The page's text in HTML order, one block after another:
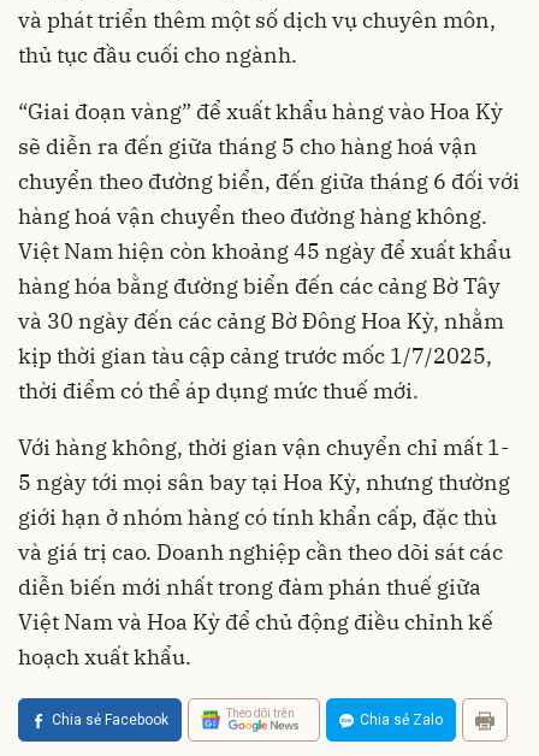
và phát triển thêm một số dịch vụ chuyên môn,
thủ tục đầu cuối cho ngành.
“Giai đoạn vàng” để xuất khẩu hàng vào Hoa Kỳ
sẽ diễn ra đến giữa tháng 5 cho hàng hoá vận
chuyển theo đường biển, đến giữa tháng 6 đối với
hàng hoá vận chuyển theo đường hàng không.
Việt Nam hiện còn khoảng 45 ngày để xuất khẩu
hàng hóa bằng đường biển đến các cảng Bờ Tây
và 30 ngày đến các cảng Bờ Đông Hoa Kỳ, nhằm
kịp thời gian tàu cập cảng trước mốc 1/7/2025,
thời điểm có thể áp dụng mức thuế mới.
Với hàng không, thời gian vận chuyển chỉ mất 1-
5 ngày tới mọi sân bay tại Hoa Kỳ, nhưng thường
giới hạn ở nhóm hàng có tính khẩn cấp, đặc thù
và giá trị cao. Doanh nghiệp cần theo dõi sát các
diễn biến mới nhất trong đàm phán thuế giữa
Việt Nam và Hoa Kỳ để chủ động điều chỉnh kế
hoạch xuất khẩu.
Chia sẻ Facebook Theo dõi trên Chia sẻ Zalo